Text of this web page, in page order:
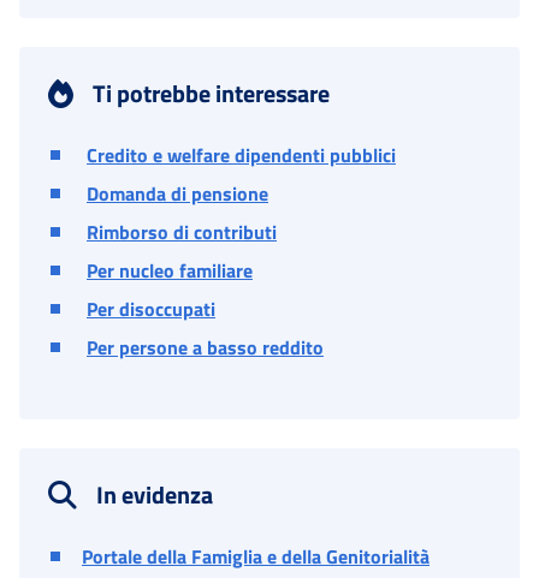
Ti potrebbe interessare
Credito e welfare dipendenti pubblici
Domanda di pensione
Rimborso di contributi
Per nucleo familiare
Per disoccupati
Per persone a basso reddito
In evidenza
Portale della Famiglia e della Genitorialità